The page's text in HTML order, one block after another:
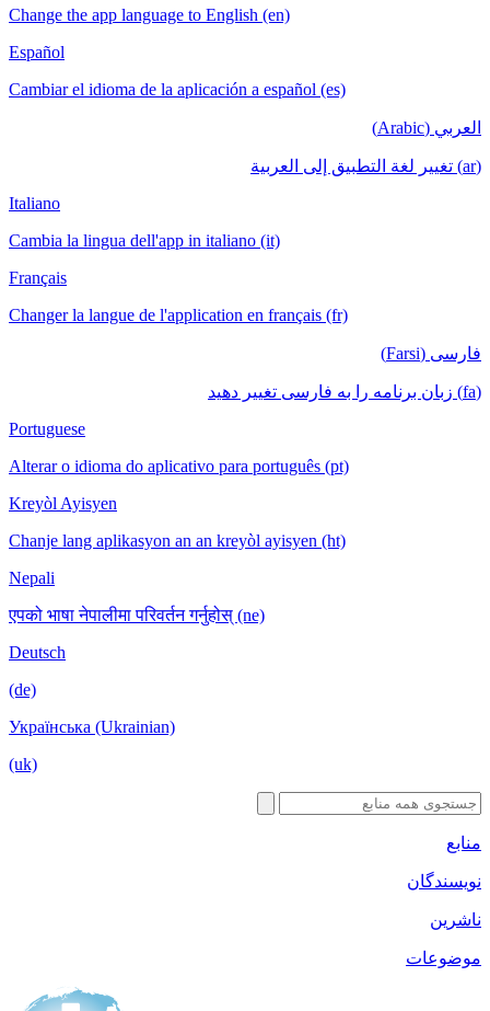
Change the app language to English (en)
Español
Cambiar el idioma de la aplicación a español (es)
العربي (Arabic)
(ar) تغيير لغة التطبيق إلى العربية
Italiano
Cambia la lingua dell'app in italiano (it)
Français
Changer la langue de l'application en français (fr)
فارسی (Farsi)
(fa) زبان برنامه را به فارسی تغییر دهید
Portuguese
Alterar o idioma do aplicativo para português (pt)
Kreyòl Ayisyen
Chanje lang aplikasyon an an kreyòl ayisyen (ht)
Nepali
एपको भाषा नेपालीमा परिवर्तन गर्नुहोस् (ne)
Deutsch
(de)
Українська (Ukrainian)
(uk)
منابع
نویسندگان
ناشرین
موضوعات